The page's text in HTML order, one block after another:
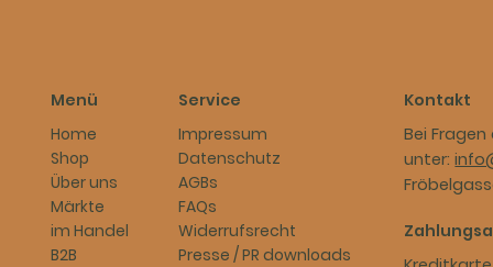
Menü
Home
Shop
Über uns
Märkte
im Handel
B2B
Service
Impressum
Datenschutz
AGBs
FAQs
Widerrufsrecht
Presse / PR downloads
Kontakt
Bei
unter: